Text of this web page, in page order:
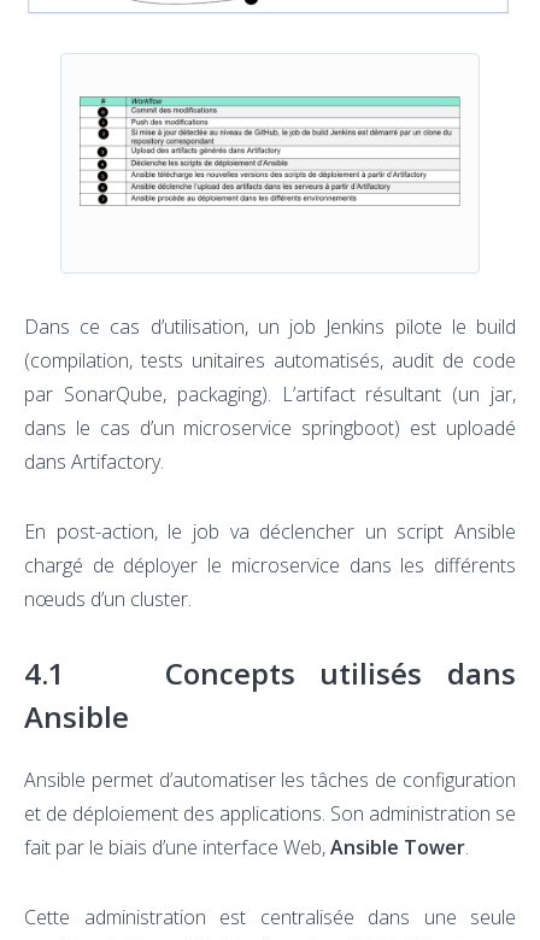
Dans ce cas d’utilisation, un job Jenkins pilote le build
(compilation, tests unitaires automatisés, audit de code
par SonarQube, packaging). L’artifact résultant (un jar,
dans le cas d’un microservice springboot) est uploadé
dans Artifactory.
En post-action, le job va déclencher un script Ansible
chargé de déployer le microservice dans les différents
nœuds d’un cluster.
4.1 Concepts utilisés dans
Ansible
Ansible permet d’automatiser les tâches de configuration
et de déploiement des applications. Son administration se
fait par le biais d’une interface Web,Ansible Tower.
Cette administration est centralisée dans une seule